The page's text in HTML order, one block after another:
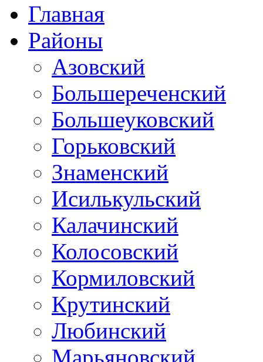
Главная
Районы
Азовский
Большереченский
Большеуковский
Горьковский
Знаменский
Исилькульский
Калачинский
Колосовский
Кормиловский
Крутинский
Любинский
Марьяновский